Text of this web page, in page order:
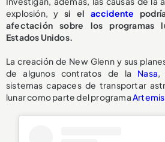
explosión, ysi el accidente
afectación sobre los programas
Estados Unidos.
La creación de New Glenn y sus
de algunos contratos de la Nasa,
sistemas capaces de transportar
lunar como parte del programaArtemis